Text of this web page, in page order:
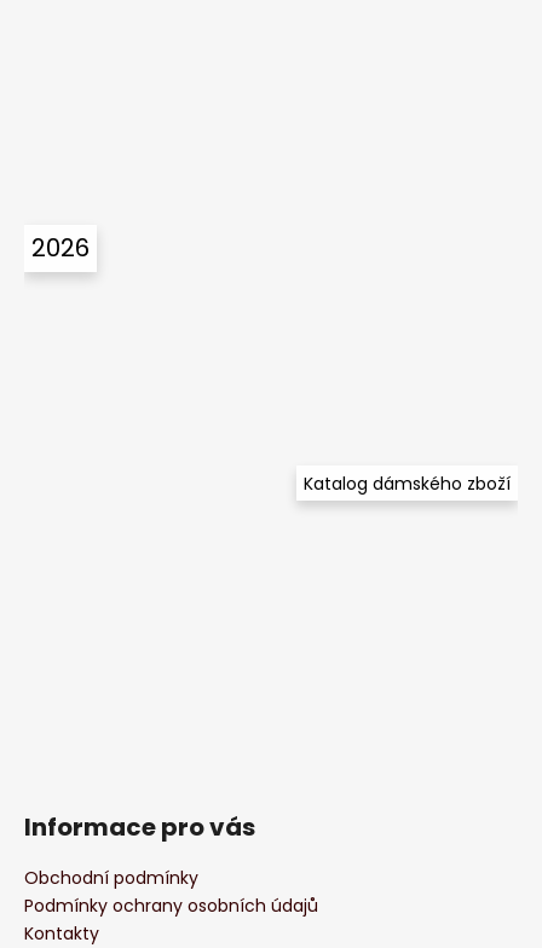
2026
Katalog dámského zboží
Informace pro vás
Obchodní podmínky
Podmínky ochrany osobních údajů
Kontakty